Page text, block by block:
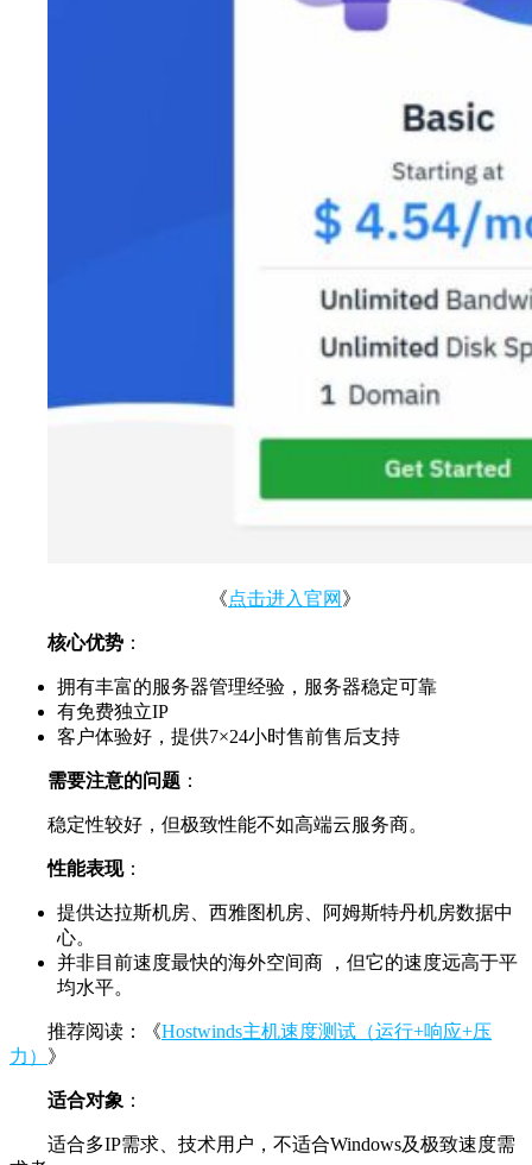
《点击进入官网 》
核心优势 ：
拥有丰富的服务器管理经验，服务器稳定可靠
有免费独立IP
客户体验好，提供7×24小时售前售后支持
需要注意的问题 ：
稳定性较好，但极致性能不如高端云服务商。
性能表现：
提供达拉斯机房、西雅图机房、阿姆斯特丹机房数据中
心。
并非目前速度最快的海外空间商 ，但它的速度远高于平
均水平。
推荐阅读：《Hostwinds主机速度测试（运行+响应+压
力） 》
适合对象 ：
适合多IP需求、技术用户，不适合Windows及极致速度需